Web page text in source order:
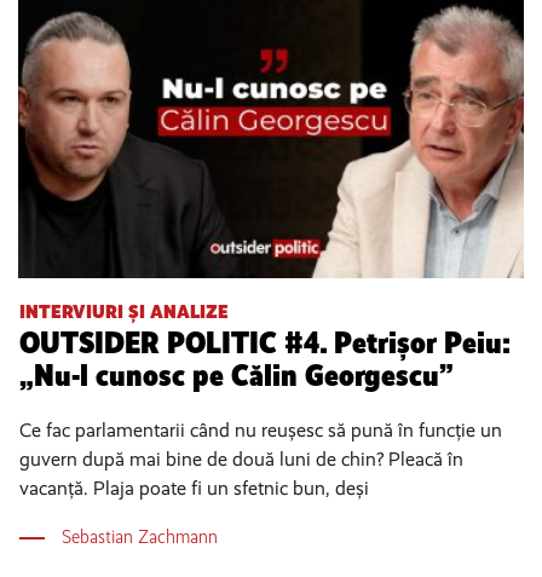
INTERVIURI ȘI ANALIZE
OUTSIDER POLITIC #4. Petrișor Peiu:
„Nu-l cunosc pe Călin Georgescu”
Ce fac parlamentarii când nu reușesc să pună în funcție un
guvern după mai bine de două luni de chin? Pleacă în
vacanță. Plaja poate fi un sfetnic bun, deși
Sebastian Zachmann